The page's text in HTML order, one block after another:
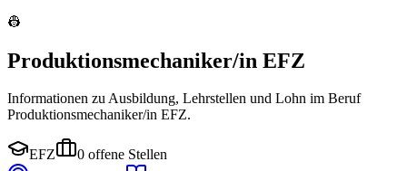
👷
Produktionsmechaniker/in EFZ
Informationen zu Ausbildung, Lehrstellen und Lohn im Beruf
Produktionsmechaniker/in EFZ.
EFZ 0 offene Stellen